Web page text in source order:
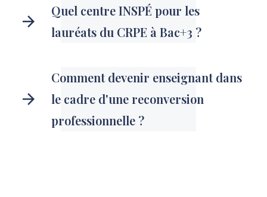
Quel centre INSPÉ pour les
lauréats du CRPE à Bac+3 ?
Comment devenir enseignant dans
le cadre d'une reconversion
professionnelle ?